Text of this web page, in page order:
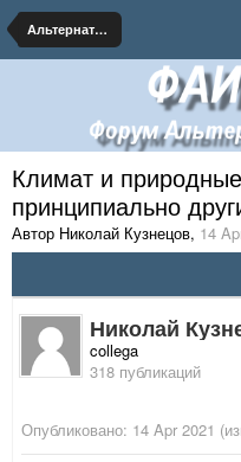
Альтернативная География
Климат и
принципиально
Автор Николай Кузнецов, 14
Николай
collega
318 публикаций
Опубликовано: 14 Apr 2021